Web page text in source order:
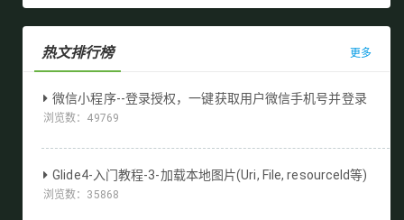
热文排行榜 更多
微信小程序--登录授权，一键获取用户微信手机号并登录
浏览数： 49769
Glide4-入门教程-3-加载本地图片(Uri, File, resourceId等)
浏览数： 35868